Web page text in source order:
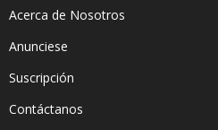
Acerca de Nosotros
Anunciese
Suscripción
Contáctanos